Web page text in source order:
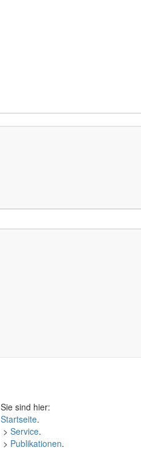
Sie sind hier:
Startseite.
> Service.
> Publikationen.